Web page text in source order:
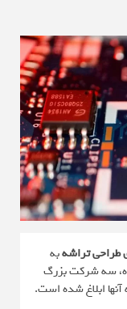
طراحی تراشهبه
سه شرکت بزرگ
آنها ابلاغ شده است.